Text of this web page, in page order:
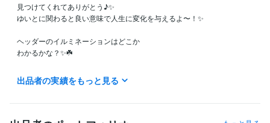
見つけてくれてありがとう♪✨
ゆいとに関わると良い意味で人生に変化を与えるよ〜！✨
ヘッダーのイルミネーションはどこか
わかるかな？✨☘️
朝、今から仕事に行くのにやる気が出ない行く気になれないと思う人に
おすすめです✨
途中中抜けすることがすることがあるかもしれません☘
出品者の実績をもっと見る